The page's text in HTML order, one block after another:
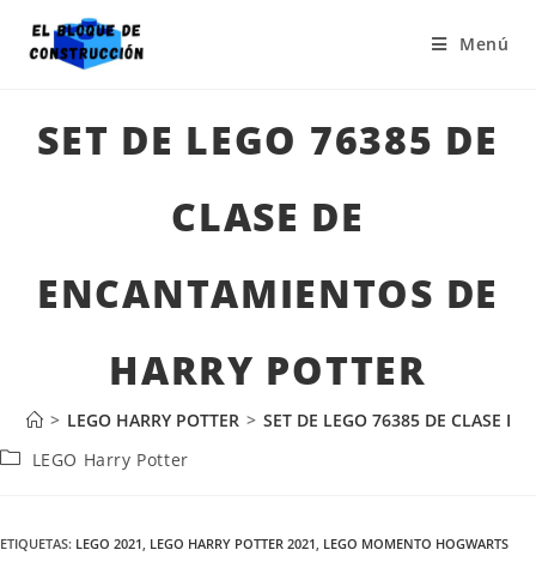
Menú
SET DE LEGO 76385 DE
CLASE DE
ENCANTAMIENTOS DE
HARRY POTTER
> LEGO HARRY POTTER > SET DE LEGO 76385 DE CLASE
LEGO Harry Potter
ETIQUETAS: LEGO 2021, LEGO HARRY POTTER 2021, LEGO MOMENTO HOGWARTS